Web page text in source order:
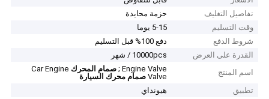
تفاصيل التغليف
حزمة محايدة
وقت التسليم
5-15 يوما
شروط الدفع
دفع 100% قبل التسليم
القدرة على العرض
10000pcs / شهر
اسم المنتج
Engine Valve ; صمام المحرك Car Engine
Valve صمام محرك السيارة
تطبيق
هيونداي